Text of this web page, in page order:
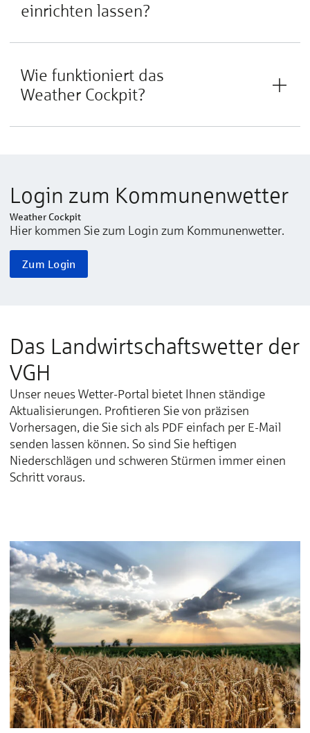
einrichten lassen?
Wie funktioniert das
Weather Cockpit?
Login zum Kommunenwetter
Weather Cockpit
Hier kommen Sie zum Login zum Kommunenwetter.
Zum Login
Das Landwirtschafts­wetter der
VGH
Unser neues Wetter-Portal bietet Ihnen ständige
Aktualisierungen. Profitieren Sie von präzisen
Vorhersagen, die Sie sich als PDF einfach per E-Mail
senden lassen können. So sind Sie heftigen
Niederschlägen und schweren Stürmen immer einen
Schritt voraus.